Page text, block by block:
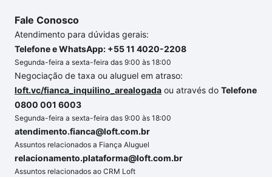
Fale Conosco
Atendimento para dúvidas gerais:
Telefone e WhatsApp: +55 11 4020-2208
Segunda-feira a sexta-feira das 9:00 às 18:00
Negociação de taxa ou aluguel em atraso:
loft.vc/fianca_inquilino_arealogada ou através do Telefone
0800 001 6003
Segunda-feira a sexta-feira das 9:00 às 18:00
atendimento.fianca@loft.com.br
Assuntos relacionados a Fiança Aluguel
relacionamento.plataforma@loft.com.br
Assuntos relacionados ao CRM Loft